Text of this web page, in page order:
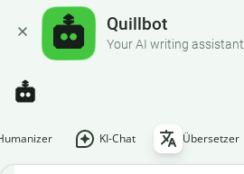
Quillbot
Your AI writing assistant
KI-Chat Übersetzer